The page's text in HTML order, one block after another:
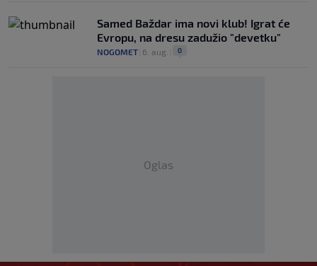
Samed Baždar ima novi klub! Igrat će
Evropu, na dresu zadužio "devetku"
NOGOMET 6. aug. 0
Oglas